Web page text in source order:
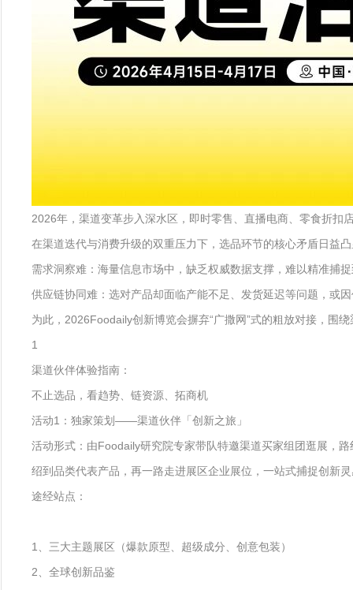
2026年，渠道变革步入深水区，即时零售、直播电商、零食折
在渠道迭代与消费升级的双重压力下，选品环节的核心矛盾日益
需求洞察难：海量信息市场中，缺乏权威数据支撑，难以精准捕
供应链协同难：选对产品却面临产能不足、发货延迟等问题，或
为此，2026Foodaily创新博览会摒弃“广撒网”式的粗放对接，围
1
渠道伙伴体验指南：
不止选品，看趋势、链资源、拓商机
活动1：独家策划——渠道伙伴「创新之旅」
活动形式：由Foodaily研究院专家带队特邀渠道买家组团逛展，
绍到品类代表产品，再一路走进展区企业展位，一站式捕捉创新
途经站点：
1、三大主题展区（爆款原型、超级成分、创意包装）
2、全球创新品鉴